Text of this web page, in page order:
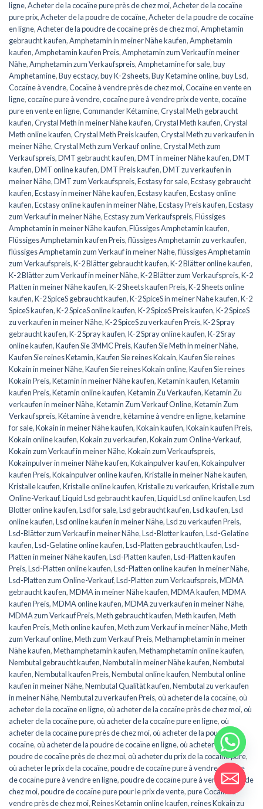
ligne,Acheter de la cocaïne pure près de chez moi,Acheter de la cocaïne
pure prix,Acheter de la poudre de cocaïne,Acheter de la poudre de cocaïne
en ligne,Acheter de la poudre de cocaïne près de chez moi,Amphetamin
gebraucht kaufen,Amphetamin in meiner Nähe kaufen,Amphetamin
kaufen,Amphetamin kaufen Preis,Amphetamin zum Verkauf in meiner
Nähe,Amphetamin zum Verkaufspreis,Amphetamine for sale,buy
Amphetamine,Buy ecstacy,buy K-2 sheets,Buy Ketamine online,buy Lsd,
Cocaïne à vendre,Cocaïne à vendre près de chez moi,Cocaïne en vente en
ligne,cocaïne pure à vendre,cocaïne pure à vendre prix de vente,cocaïne
pure en vente en ligne,Commander Kétamine,Crystal Meth gebraucht
kaufen,Crystal Meth in meiner Nähe kaufen,Crystal Meth kaufen,Crystal
Meth online kaufen,Crystal Meth Preis kaufen,Crystal Meth zu verkaufen in
meiner Nähe,Crystal Meth zum Verkauf online,Crystal Meth zum
Verkaufspreis,DMT gebraucht kaufen,DMT in meiner Nähe kaufen,DMT
kaufen,DMT online kaufen,DMT Preis kaufen,DMT zu verkaufen in
meiner Nähe,DMT zum Verkaufspreis,Ecstasy for sale,Ecstasy gebraucht
kaufen,Ecstasy in meiner Nähe kaufen,Ecstasy kaufen,Ecstasy online
kaufen,Ecstasy online kaufen in meiner Nähe,Ecstasy Preis kaufen,Ecstasy
zum Verkauf in meiner Nähe,Ecstasy zum Verkaufspreis,Flüssiges
Amphetamin in meiner Nähe kaufen,Flüssiges Amphetamin kaufen,
Flüssiges Amphetamin kaufen Preis,flüssiges Amphetamin zu verkaufen,
flüssiges Amphetamin zum Verkauf in meiner Nähe,flüssiges Amphetamin
zum Verkaufspreis,K-2 Blätter gebraucht kaufen,K-2 Blätter online kaufen,
K-2 Blätter zum Verkauf in meiner Nähe,K-2 Blätter zum Verkaufspreis,K-2
Platten in meiner Nähe kaufen,K-2 Sheets kaufen Preis,K-2 Sheets online
kaufen,K-2 SpiceS gebraucht kaufen,K-2 SpiceS in meiner Nähe kaufen,K-2
SpiceS kaufen,K-2 SpiceS online kaufen,K-2 SpiceS Preis kaufen,K-2 SpiceS
zu verkaufen in meiner Nähe,K-2 SpiceS zu verkaufen Preis,K-2 Spray
gebraucht kaufen,K-2 Spray kaufen,K-2 Spray online kaufen,K-2 Sray
online kaufen,Kaufen Sie 3MMC Preis,Kaufen Sie Meth in meiner Nähe,
Kaufen Sie reines Ketamin,Kaufen Sie reines Kokain,Kaufen Sie reines
Kokain in meiner Nähe,Kaufen Sie reines Kokain online,Kaufen Sie reines
Kokain Preis,Ketamin in meiner Nähe kaufen,Ketamin kaufen,Ketamin
kaufen Preis,Ketamin online kaufen,Ketamin Zu Verkaufen,Ketamin Zu
verkaufen in meiner Nähe,Ketamin Zum Verkauf Online,Ketamin Zum
Verkaufspreis,Kétamine à vendre,kétamine à vendre en ligne,ketamine
for sale,Kokain in meiner Nähe kaufen,Kokain kaufen,Kokain kaufen Preis,
Kokain online kaufen,Kokain zu verkaufen,Kokain zum Online-Verkauf,
Kokain zum Verkauf in meiner Nähe,Kokain zum Verkaufspreis,
Kokainpulver in meiner Nähe kaufen,Kokainpulver kaufen,Kokainpulver
kaufen Preis,Kokainpulver online kaufen,Kristalle in meiner Nähe kaufen,
Kristalle kaufen,Kristalle online kaufen,Kristalle zu verkaufen,Kristalle zum
Online-Verkauf,Liquid Lsd gebraucht kaufen,Liquid Lsd online kaufen,Lsd
Blotter online kaufen,Lsd for sale,Lsd gebraucht kaufen,Lsd kaufen,Lsd
online kaufen,Lsd online kaufen in meiner Nähe,Lsd zu verkaufen Preis,
Lsd-Blätter zum Verkauf in meiner Nähe,Lsd-Blotter kaufen,Lsd-Gelatine
kaufen,Lsd-Gelatine online kaufen,Lsd-Platten gebraucht kaufen,Lsd-
Platten in meiner Nähe kaufen,Lsd-Platten kaufen,Lsd-Platten kaufen
Preis,Lsd-Platten online kaufen,Lsd-Platten online kaufen In meiner Nähe,
Lsd-Platten zum Online-Verkauf,Lsd-Platten zum Verkaufspreis,MDMA
gebraucht kaufen,MDMA in meiner Nähe kaufen,MDMA kaufen,MDMA
kaufen Preis,MDMA online kaufen,MDMA zu verkaufen in meiner Nähe,
MDMA zum Verkauf Preis,Meth gebraucht kaufen,Meth kaufen,Meth
kaufen Preis,Meth online kaufen,Meth zum Verkauf in meiner Nähe,Meth
zum Verkauf online,Meth zum Verkauf Preis,Methamphetamin in meiner
Nähe kaufen,Methamphetamin kaufen,Methamphetamin online kaufen,
Nembutal gebraucht kaufen,Nembutal in meiner Nähe kaufen,Nembutal
kaufen,Nembutal kaufen Preis,Nembutal online kaufen,Nembutal online
kaufen in meiner Nähe,Nembutal Qualität kaufen,Nembutal zu verkaufen
in meiner Nähe,Nembutal zu verkaufen Preis,où acheter de la cocaïne,où
acheter de la cocaïne en ligne,où acheter de la cocaïne près de chez moi,où
acheter de la cocaïne pure,où acheter de la cocaïne pure en ligne,où
acheter de la cocaïne pure près de chez moi,où acheter de la poudre de
cocaïne,où acheter de la poudre de cocaïne en ligne,où acheter de la
poudre de cocaïne près de chez moi,où acheter du prix de la cocaïne pure,
où acheter le prix de la cocaïne,poudre de cocaïne pure à vendre,poudre
de cocaïne pure à vendre en ligne,poudre de cocaïne pure à vendre près de
chez moi,poudre de cocaïne pure pour le prix de vente,pure Cocaïne à
vendre près de chez moi,Reines Ketamin online kaufen,reines Kokain zu